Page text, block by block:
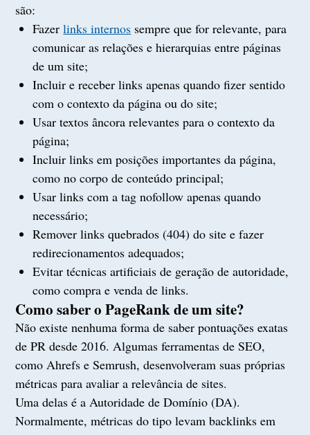
são:
Fazerlinks internos sempre que for relevante, para
comunicar as relações e hierarquias entre páginas
de um site;
Incluir e receber links apenas quando fizer sentido
com o contexto da página ou do site;
Usar textos âncora relevantes para o contexto da
página;
Incluir links em posições importantes da página,
como no corpo de conteúdo principal;
Usar links com a tag nofollow apenas quando
necessário;
Remover links quebrados (404) do site e fazer
redirecionamentos adequados;
Evitar técnicas artificiais de geração de autoridade,
como compra e venda de links.
Como saber o PageRank de um site?
Não existe nenhuma forma de saber pontuações exatas
de PR desde 2016. Algumas ferramentas de SEO,
como Ahrefs e Semrush, desenvolveram suas próprias
métricas para avaliar a relevância de sites.
Uma delas é a Autoridade de Domínio (DA).
Normalmente, métricas do tipo levam backlinks em